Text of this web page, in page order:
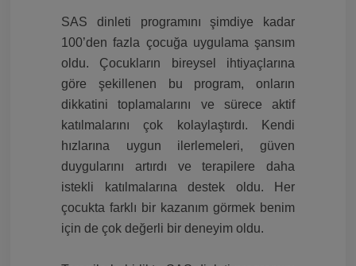
SAS dinleti programını şimdiye kadar
100’den fazla çocuğa uygulama şansım
oldu. Çocukların bireysel ihtiyaçlarına
göre şekillenen bu program, onların
dikkatini toplamalarını ve sürece aktif
katılmalarını çok kolaylaştırdı. Kendi
hızlarına uygun ilerlemeleri, güven
duygularını artırdı ve terapilere daha
istekli katılmalarına destek oldu. Her
çocukta farklı bir kazanım görmek benim
için de çok değerli bir deneyim oldu.